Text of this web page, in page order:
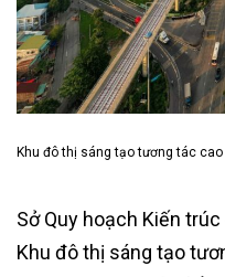
Khu đô thị sáng tạo tương tác
Sở Quy hoạch Kiến
Khu đô thị sáng tạo